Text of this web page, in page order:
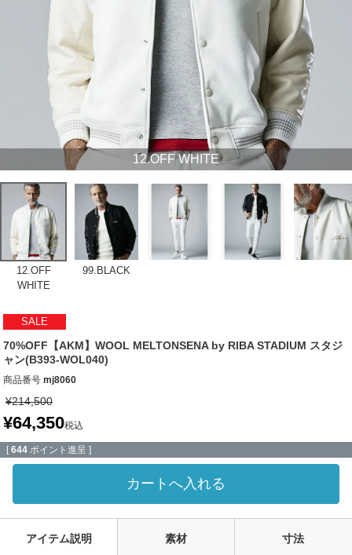
12.OFF WHITE
12.OFF
WHITE
99.BLACK
SALE
70%OFF【AKM】WOOL MELTONSENA by RIBA STADIUM スタジ
ャン(B393-WOL040)
商品番号 mj8060
¥214,500
¥64,350税込
[ 644 ポイント進呈 ]
カートへ入れる
アイテム説明 素材 寸法